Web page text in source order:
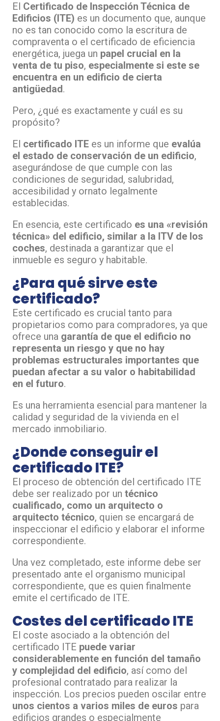
El Certificado de Inspección Técnica de
Edificios (ITE) es un documento que, aunque
no es tan conocido como la escritura de
compraventa o el certificado de eficiencia
energética, juega un papel crucial en la
venta de tu piso, especialmente si este se
encuentra en un edificio de cierta
antigüedad.
Pero, ¿qué es exactamente y cuál es su
propósito?
El certificado ITE es un informe que evalúa
el estado de conservación de un edificio,
asegurándose de que cumple con las
condiciones de seguridad, salubridad,
accesibilidad y ornato legalmente
establecidas.
En esencia, este certificado es una «revisión
técnica» del edificio, similar a la ITV de los
coches, destinada a garantizar que el
inmueble es seguro y habitable.
¿Para qué sirve este
certificado?
Este certificado es crucial tanto para
propietarios como para compradores, ya que
ofrece una garantía de que el edificio no
representa un riesgo y que no hay
problemas estructurales importantes que
puedan afectar a su valor o habitabilidad
en el futuro.
Es una herramienta esencial para mantener la
calidad y seguridad de la vivienda en el
mercado inmobiliario.
¿Donde conseguir el
certificado ITE?
El proceso de obtención del certificado ITE
debe ser realizado por un técnico
cualificado, como un arquitecto o
arquitecto técnico, quien se encargará de
inspeccionar el edificio y elaborar el informe
correspondiente.
Una vez completado, este informe debe ser
presentado ante el organismo municipal
correspondiente, que es quien finalmente
emite el certificado de ITE.
Costes del certificado ITE
El coste asociado a la obtención del
certificado ITE puede variar
considerablemente en función del tamaño
y complejidad del edificio, así como del
profesional contratado para realizar la
inspección. Los precios pueden oscilar entre
unos cientos a varios miles de euros para
edificios grandes o especialmente